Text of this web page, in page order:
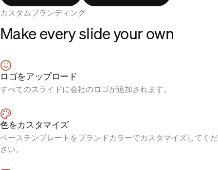
カスタムブランディング
Make every slide your own
ロゴをアップロード
すべてのスライドに会社のロゴが追加されます。
色をカスタマイズ
ベーステンプレートをブランドカラーでカスタマイズしてくだ
さい。